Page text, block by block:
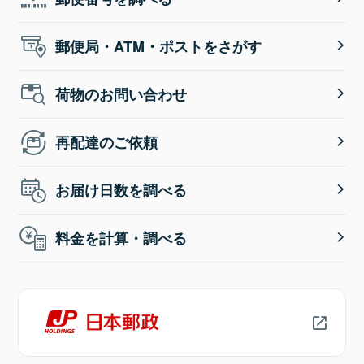
郵便局・ATM・ポストをさがす
荷物のお問い合わせ
再配達のご依頼
お届け日数を調べる
料金を計算・調べる